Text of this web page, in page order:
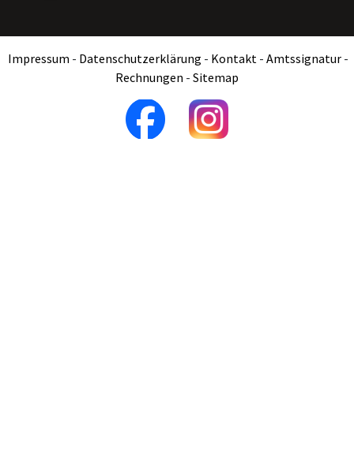
Impressum - Datenschutzerklärung - Kontakt - Amtssignatur -
Rechnungen - Sitemap